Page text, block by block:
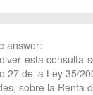
answer:
esta consulta
27 de la Ley 35/
sobre la Renta